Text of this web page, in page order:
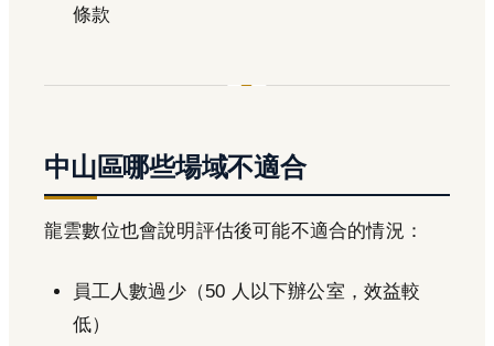
條款
中山區哪些場域不適合
龍雲數位也會說明評估後可能不適合的情況：
員工人數過少（50 人以下辦公室，效益較
低）